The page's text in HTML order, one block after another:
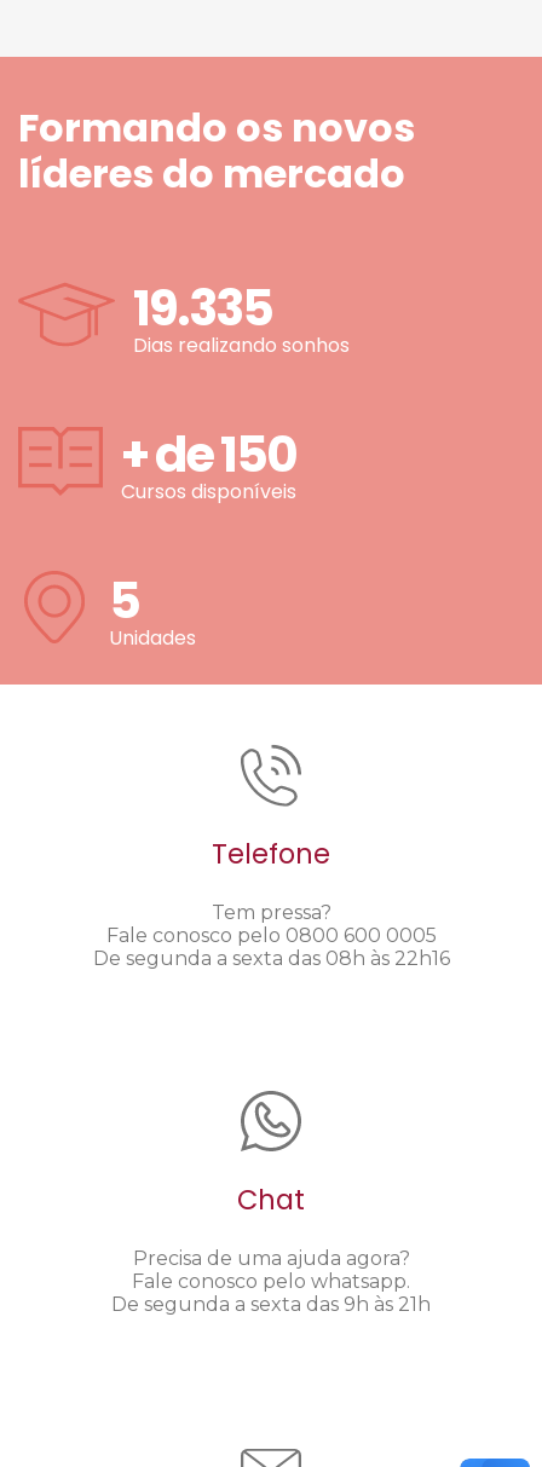
Formando os novos
líderes do mercado
19.335
Dias realizando sonhos
+ de150
Cursos disponíveis
5
Unidades
Telefone
Tem pressa?
Fale conosco pelo 0800 600 0005
De segunda a sexta das 08h às 22h16
Chat
Precisa de uma ajuda agora?
Fale conosco pelo whatsapp.
De segunda a sexta das 9h às 21h